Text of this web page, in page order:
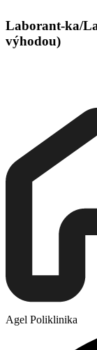
Laborant-ka/
výhodou)
Agel Poliklinika